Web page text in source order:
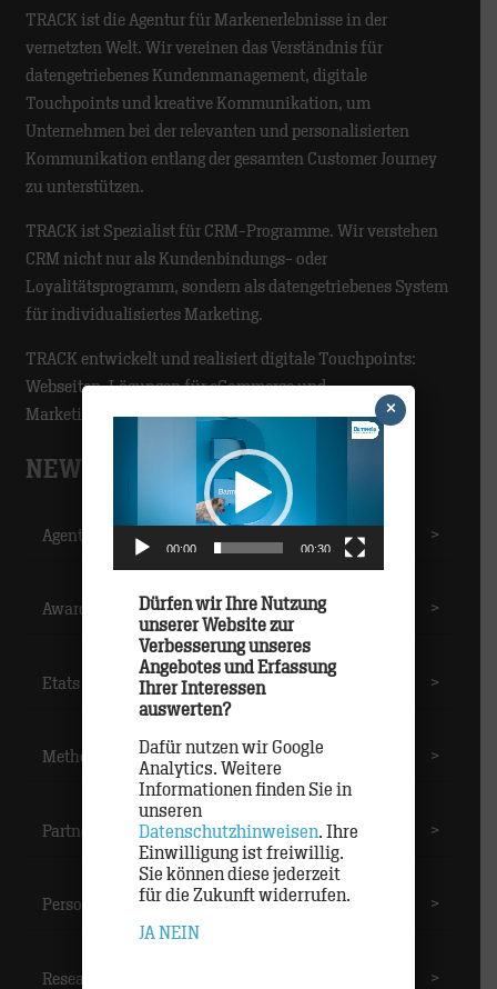
TRACK ist die Agentur für Markenerlebnisse in der
vernetzten Welt. Wir vereinen das Verständnis für
datengetriebenes Kundenmanagement, digitale
Touchpoints und kreative Kommunikation, um
Unternehmen bei der relevanten und personalisierten
Kommunikation entlang der gesamten Customer Journey
zu unterstützen.
TRACK ist Spezialist für CRM-Programme. Wir verstehen
CRM nicht nur als Kundenbindungs- oder
Loyalitätsprogramm, sondern als datengetriebenes System
für individualisiertes Marketing.
TRACK entwickelt und realisiert digitale Touchpoints:
Webseiten, Lösungen für eCommerce und
Marketingautomatisierung.
NEWS-CATEGORIES
Agentur >
Awards >
Etats >
Methoden >
Partner >
Personal >
Research >
00:00 00:30
Dürfen wir Ihre Nutzung
unserer Website zur
Verbesserung unseres
Angebotes und Erfassung
Ihrer Interessen
auswerten?
Dafür nutzen wir Google
Analytics. Weitere
Informationen finden Sie in
unseren
Datenschutzhinweisen. Ihre
Einwilligung ist freiwillig.
Sie können diese jederzeit
für die Zukunft widerrufen.
JA NEIN
×